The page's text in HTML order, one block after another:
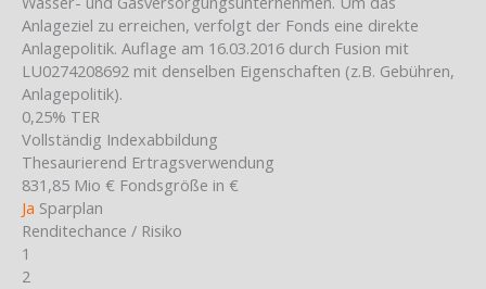
Anlageziel zu erreichen, verfolgt der Fonds eine direkte
Anlagepolitik. Auflage am 16.03.2016 durch Fusion mit
LU0274208692 mit denselben Eigenschaften (z.B. Gebühren,
Anlagepolitik).
0,25% TER
Vollständig Indexabbildung
Thesaurierend Ertragsverwendung
831,85 Mio € Fondsgröße in €
Ja Sparplan
Renditechance / Risiko
1
2